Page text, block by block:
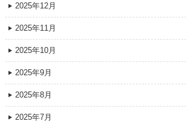
2025年12月
2025年11月
2025年10月
2025年9月
2025年8月
2025年7月